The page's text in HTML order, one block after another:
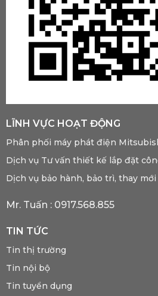
LĨNH VỰC HOẠT ĐỘNG
Phân phối máy phát điện
Dịch vụ Tư vấn thiết kế lắp đặt
Dịch vụ bảo hành, bảo trì, thay
Mr. Tuấn : 0917.568.855
TIN TỨC
Tin thị trường
Tin nội bộ
Tin tuyển dụng